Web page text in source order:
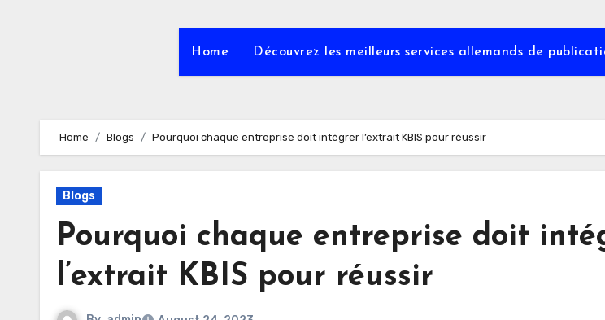
Home Découvrez les meilleurs services allemands de
Home Blogs Pourquoi chaque entreprise doit intégrer l’extrait KBIS pour réussir
Blogs
Pourquoi chaque entreprise doit
l’extrait KBIS pour réussir